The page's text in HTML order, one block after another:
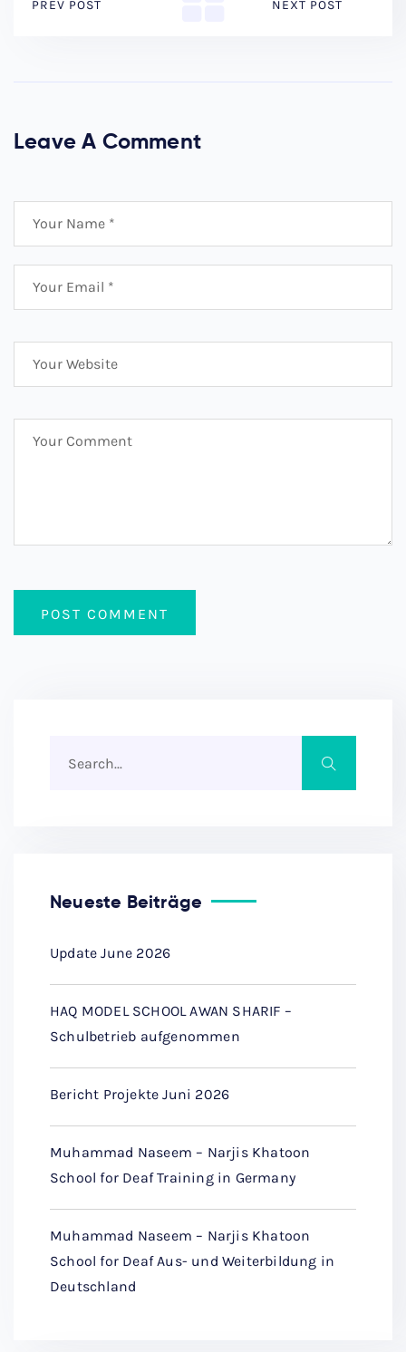
PREV POST NEXT POST
Leave A Comment
Neueste Beiträge
Update June 2026
HAQ MODEL SCHOOL AWAN SHARIF –
Schulbetrieb aufgenommen
Bericht Projekte Juni 2026
Muhammad Naseem – Narjis Khatoon
School for Deaf Training in Germany
Muhammad Naseem – Narjis Khatoon
School for Deaf Aus- und Weiterbildung in
Deutschland